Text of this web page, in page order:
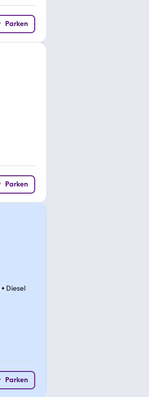
Parken
Parken
• Diesel
Parken